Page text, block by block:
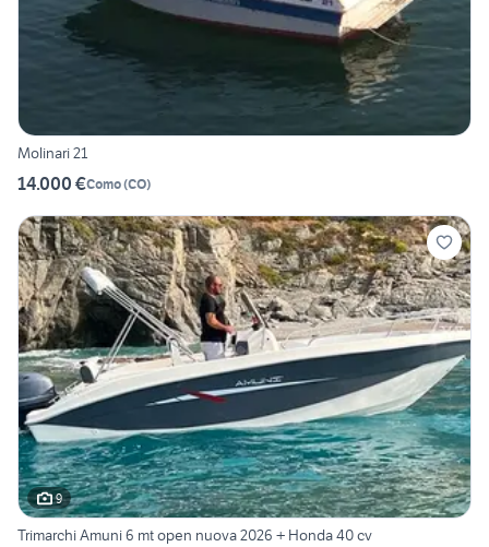
Molinari 21
14.000 €Como(CO)
9
Trimarchi Amuni 6 mt open nuova 2026 + Honda 40 cv